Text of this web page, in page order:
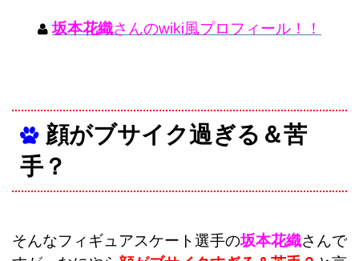
坂本花織さんのwiki風プロフィール！！
顔がブサイク過ぎる＆苦
手？
そんなフィギュアスケート選手の坂本花織さんで